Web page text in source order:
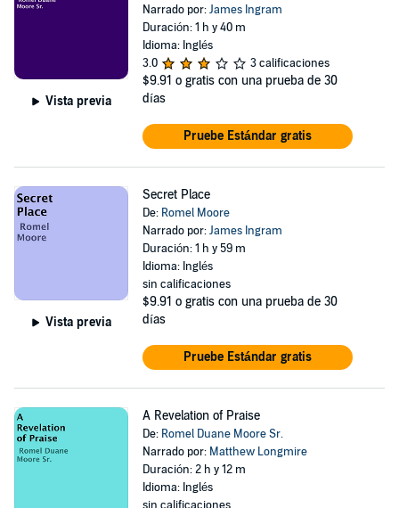
Vista previa
Narrado por:James Ingram
Duración: 1 h y 40 m
Idioma: Inglés
3.0
3 calificaciones
$9.91 o gratis con una prueba de 30
días
Pruebe Estándar gratis
Vista previa
Secret Place
De: Romel Moore
Narrado por:James Ingram
Duración: 1 h y 59 m
Idioma: Inglés
sin calificaciones
$9.91 o gratis con una prueba de 30
días
Pruebe Estándar gratis
A Revelation of Praise
De: Romel Duane Moore Sr.
Narrado por: Matthew Longmire
Duración: 2 h y 12 m
Idioma: Inglés